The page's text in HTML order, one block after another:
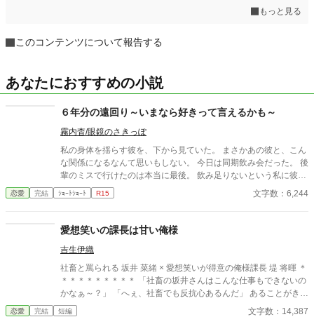
もっと見る
このコンテンツについて報告する
あなたにおすすめの小説
６年分の遠回り～いまなら好きって言えるかも～
霧内杳/眼鏡のさきっぽ
私の身体を揺らす彼を、下から見ていた。 まさかあの彼と、こん
な関係になるなんて思いもしない。 今日は同期飲み会だった。 後
輩のミスで行けたのは本当に最後。 飲み足りないという私に彼は
付き合ってくれた。 彼とは入社当時、部署は違ったが同じ仕事に
携わっていた。 きっとあの頃のわたしは、彼が好きだったんだと
のせいで、その一線は越えられなかった。 でも、あれから変わっ
pixivID:11163077
恋愛 完結 ｼｮｰﾄｼｮｰﾄ R15 文字数：6,244
愛想笑いの課長は甘い俺様
吉生伊織
社畜と罵られる 坂井 菜緒 × 愛想笑いが得意の俺様課長 堤 将暉 ＊
＊＊＊＊＊＊＊＊＊ 「社畜の坂井さんはこんな仕事もできないの
かなぁ～？」 「へぇ、社畜でも反抗心あるんだ」 あることがきっ
かけで社畜と罵られる日々。 私以外には愛想笑いをするのに、私
には厳しい。 そんな課長を避けたいのに甘やかしてくるのはどう
恋愛 完結 短編 文字数：14,387